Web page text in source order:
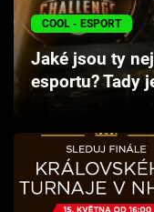
Cool Esport
Pořady
TV Program
Sledujte prima+
Přihlášení
COOL - ESPORT
Jaké jsou ty
esportu? Tady